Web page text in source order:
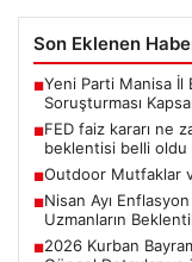
Son Eklenen
■Yeni Parti Manisa İl
Soruşturması
■FED faiz kararı ne
beklentisi belli oldu
■Outdoor Mutfaklar
■Nisan Ayı
Uzmanların
■2026 Kurban